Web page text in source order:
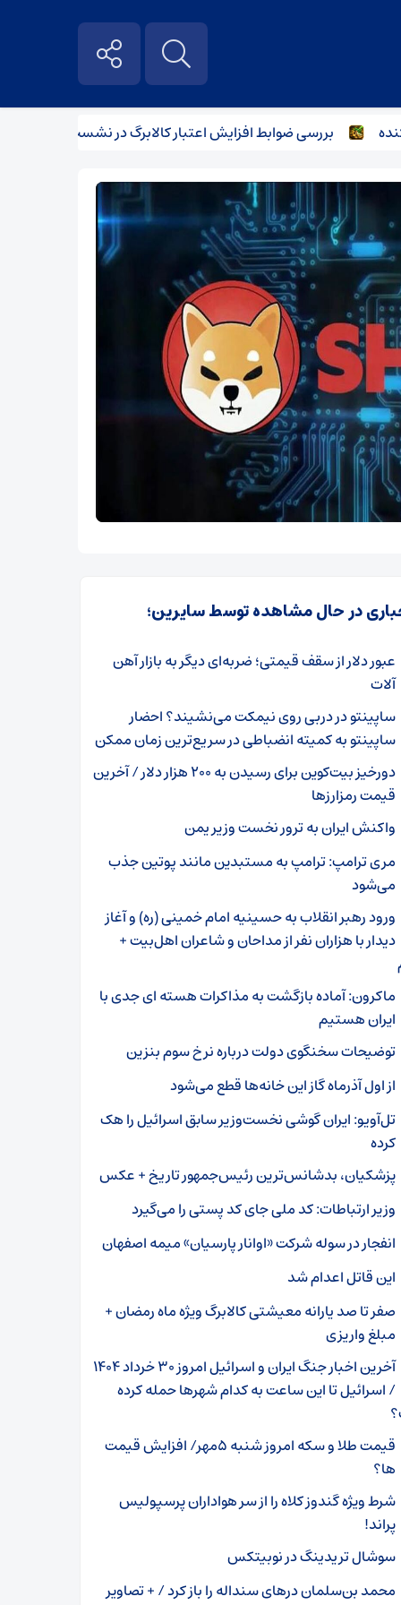
بررسی ضوابط افزایش اعتبار کالابرگ در نشست وزرای اقتصاد و کار
در حال مشاهده توسط سایرین؛
عبور دلار از سقف قیمتی؛ ضربه‌ای دیگر به بازار آهن
آلات
ساپینتو در دربی روی نیمکت می‌نشیند؟ احضار
ساپینتو به کمیته انضباطی در سریع‌ترین زمان ممکن
دورخیز بیت‌کوین برای رسیدن به ۲۰۰ هزار دلار / آخرین
قیمت رمزارز‌ها
واکنش ایران به ترور نخست وزیر یمن
مری ترامپ: ترامپ به مستبدین مانند پوتین جذب
می‌شود
ورود رهبر انقلاب به حسینیه امام خمینی (ره) و آغاز
دیدار با هزاران نفر از مداحان و شاعران اهل‌بیت‌ +
ماکرون: آماده بازگشت به مذاکرات هسته ای جدی با
ایران هستیم
توضیحات سخنگوی دولت درباره نرخ سوم بنزین
از اول آذرماه گاز این خانه‌ها قطع می‌شود
تل‌آویو: ایران گوشی نخست‌وزیر سابق اسرائیل را هک
کرده
پزشکیان، بدشانس‌ترین رئیس‌جمهور تاریخ + عکس
وزیر ارتباطات: کد ملی جای کد پستی را می‌گیرد
انفجار در سوله شرکت «اوانار پارسیان» میمه اصفهان
این قاتل اعدام شد
صفر تا صد یارانه معیشتی کالابرگ ویژه ماه رمضان +
مبلغ واریزی
آخرین اخبار جنگ ایران و اسرائیل امروز ۳۰ خرداد ۱۴۰۴
/ اسرائیل تا این ساعت به کدام شهر‌ها حمله کرده
قیمت طلا و سکه امروز شنبه ۵مهر/ افزایش قیمت
ها؟
شرط ویژه گندوز کلاه را از سر هواداران پرسپولیس
پراند!
سوشال تریدینگ در نوبیتکس
محمد بن‌سلمان درهای سنداله را باز کرد / + تصاویر